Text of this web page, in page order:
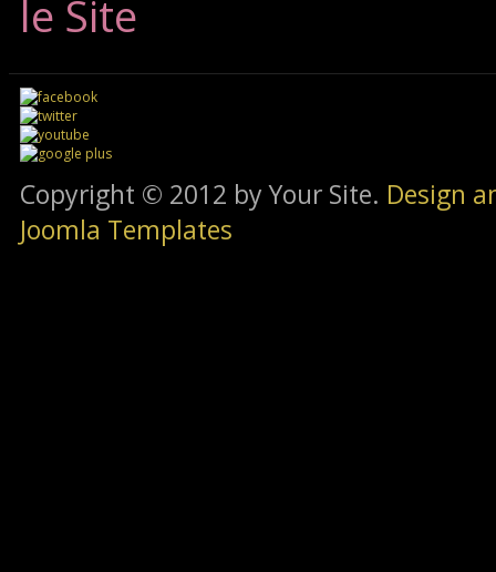
le Site
Copyright © 2012 by Your Site. Design
Joomla Templates